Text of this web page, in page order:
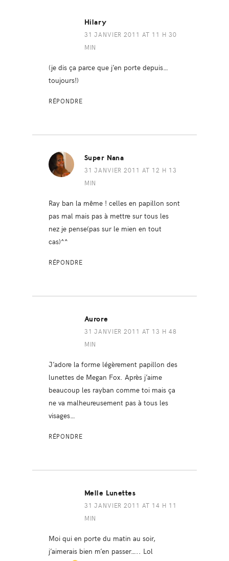
Hilary
31 JANVIER 2011 AT 11 H 30
MIN
(je dis ça parce que j’en porte depuis…
toujours!)
RÉPONDRE
Super Nana
31 JANVIER 2011 AT 12 H 13
MIN
Ray ban la même ! celles en papillon sont
pas mal mais pas à mettre sur tous les
nez je pense(pas sur le mien en tout
cas)^^
RÉPONDRE
Aurore
31 JANVIER 2011 AT 13 H 48
MIN
J’adore la forme légèrement papillon des
lunettes de Megan Fox. Après j’aime
beaucoup les rayban comme toi mais ça
ne va malheureusement pas à tous les
visages…
RÉPONDRE
Melle Lunettes
31 JANVIER 2011 AT 14 H 11
MIN
Moi qui en porte du matin au soir,
j’aimerais bien m’en passer….. Lol